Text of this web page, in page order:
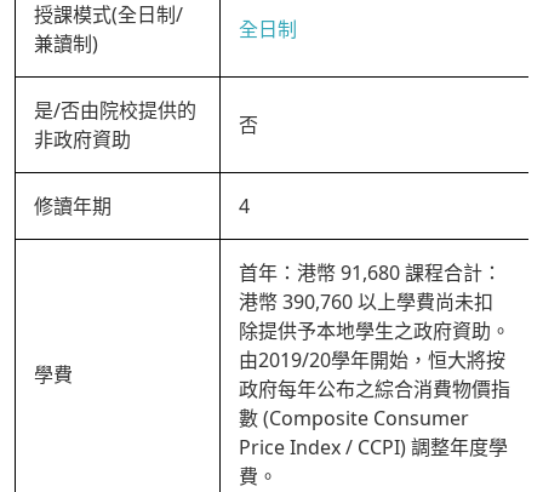
授課模式(全日制/
兼讀制)
全日制
是/否由院校提供的
非政府資助
否
修讀年期 4
學費
首年：港幣 91,680 課程合計：
港幣 390,760 以上學費尚未扣
除提供予本地學生之政府資助。
由2019/20學年開始，恒大將按
政府每年公布之綜合消費物價指
數 (Composite Consumer
Price Index / CCPI) 調整年度學
費。